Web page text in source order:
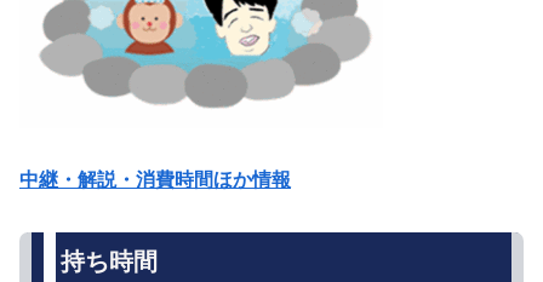
中継・解説・消費時間ほか情報
持ち時間